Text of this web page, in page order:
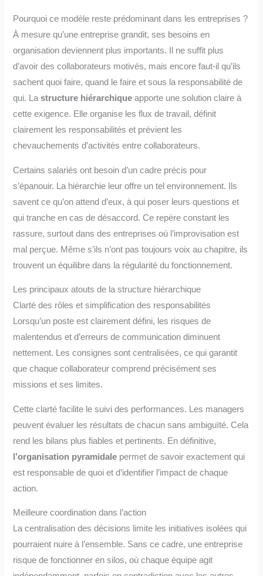
Pourquoi ce modèle reste prédominant dans les entreprises ?
À mesure qu’une entreprise grandit, ses besoins en
organisation deviennent plus importants. Il ne suffit plus
d’avoir des collaborateurs motivés, mais encore faut-il qu’ils
sachent quoi faire, quand le faire et sous la responsabilité de
qui. Lastructure hiérarchique apporte une solution claire à
cette exigence. Elle organise les flux de travail, définit
clairement les responsabilités et prévient les
chevauchements d’activités entre collaborateurs.
Certains salariés ont besoin d’un cadre précis pour
s’épanouir. La hiérarchie leur offre un tel environnement. Ils
savent ce qu’on attend d’eux, à qui poser leurs questions et
qui tranche en cas de désaccord. Ce repère constant les
rassure, surtout dans des entreprises où l’improvisation est
mal perçue. Même s’ils n’ont pas toujours voix au chapitre, ils
trouvent un équilibre dans la régularité du fonctionnement.
Les principaux atouts de la structure hiérarchique
Clarté des rôles et simplification des responsabilités
Lorsqu’un poste est clairement défini, les risques de
malentendus et d’erreurs de communication diminuent
nettement. Les consignes sont centralisées, ce qui garantit
que chaque collaborateur comprend précisément ses
missions et ses limites.
Cette clarté facilite le suivi des performances. Les managers
peuvent évaluer les résultats de chacun sans ambiguïté. Cela
rend les bilans plus fiables et pertinents. En définitive,
l’organisation pyramidale permet de savoir exactement qui
est responsable de quoi et d’identifier l’impact de chaque
action.
Meilleure coordination dans l’action
La centralisation des décisions limite les initiatives isolées qui
pourraient nuire à l’ensemble. Sans ce cadre, une entreprise
risque de fonctionner en silos, où chaque équipe agit